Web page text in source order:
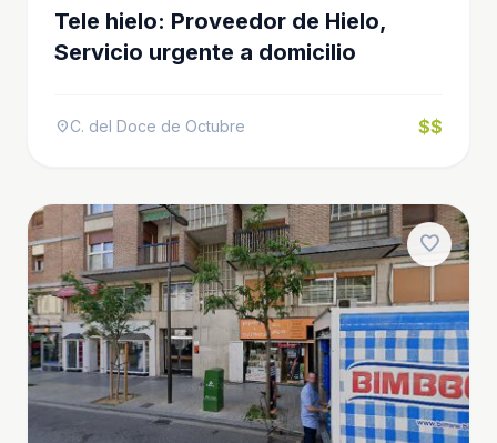
Tele hielo: Proveedor de Hielo,
Servicio urgente a domicilio
location_onC. del Doce de Octubre $$
favorite